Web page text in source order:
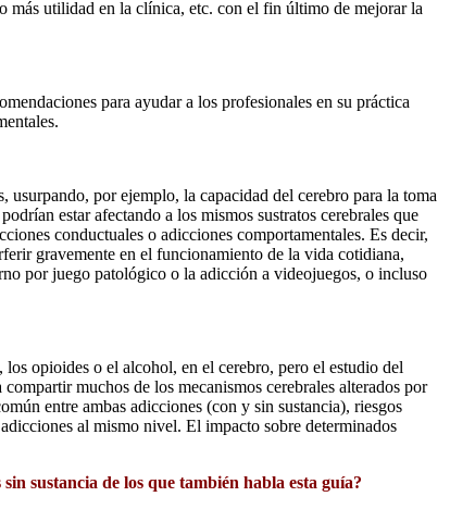
más utilidad en la clínica, etc. con el fin último de mejorar la
para ayudar a los profesionales en su práctica
usurpando, por ejemplo, la capacidad del cerebro para la toma
estar afectando a los mismos sustratos cerebrales que
conductuales o adicciones comportamentales. Es decir,
gravemente en el funcionamiento de la vida cotidiana,
por juego patológico o la adicción a videojuegos, o incluso
opioides o el alcohol, en el cerebro, pero el estudio del
muchos de los mecanismos cerebrales alterados por
entre ambas adicciones (con y sin sustancia), riesgos
al mismo nivel. El impacto sobre determinados
sustancia de los que también habla esta guía?